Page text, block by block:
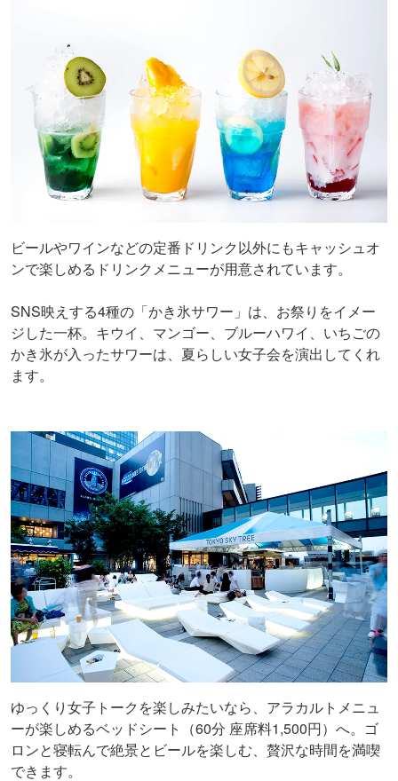
ビールやワインなどの定番ドリンク以外にもキャッシュオ
ンで楽しめるドリンクメニューが用意されています。
SNS映えする4種の「かき氷サワー」は、お祭りをイメー
ジした一杯。キウイ、マンゴー、ブルーハワイ、いちごの
かき氷が入ったサワーは、夏らしい女子会を演出してくれ
ます。
ゆっくり女子トークを楽しみたいなら、アラカルトメニュ
ーが楽しめるベッドシート（60分 座席料1,500円）へ。ゴ
ロンと寝転んで絶景とビールを楽しむ、贅沢な時間を満喫
できます。